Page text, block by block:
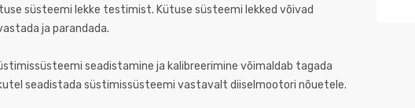
süsteemi lekke testimist. Kütuse süsteemi lekked võivad
ja parandada.
seadistamine ja kalibreerimine võimaldab tagada
seadistada süstimissüsteemi vastavalt diiselmootori nõuetele.